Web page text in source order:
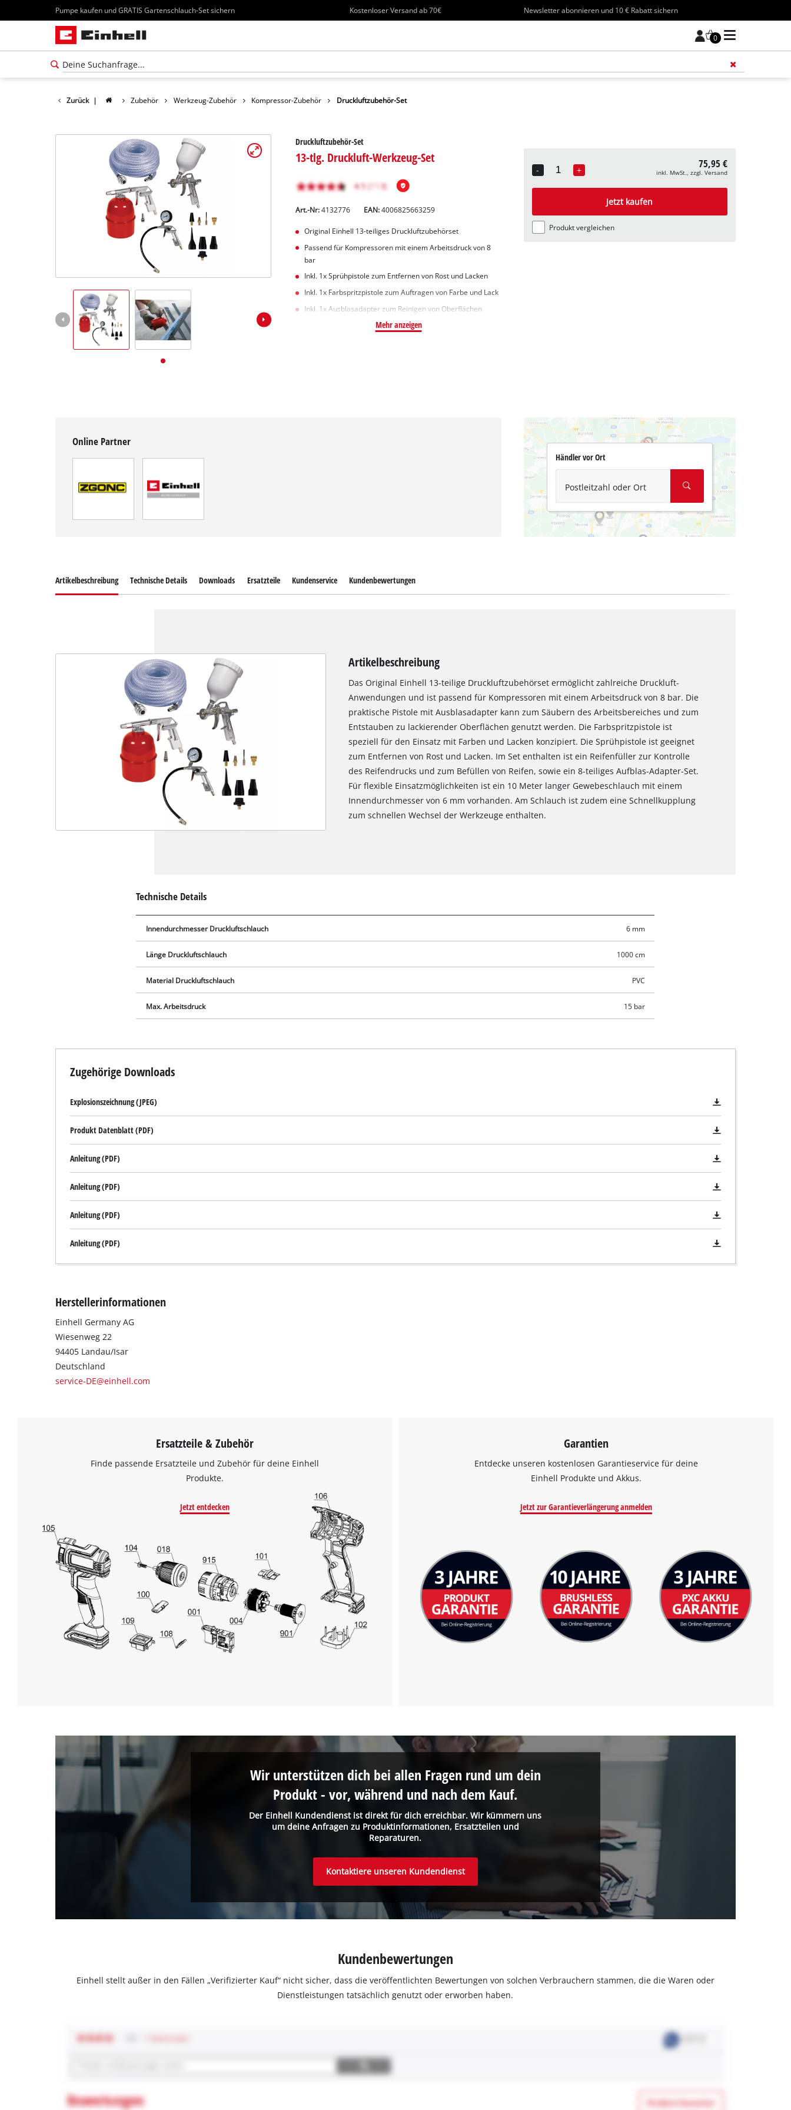
Pumpe kaufen und GRATIS Gartenschlauch-Set sichern Kostenloser Versand ab 70€ Newsletter abonnieren und 10 € Rabatt sichern
0
Zurück | Zubehör Werkzeug-Zubehör Kompressor-Zubehör Druckluftzubehör-Set
Druckluftzubehör-Set
13-tlg. Druckluft-Werkzeug-Set
Art.-Nr:4132776 EAN:4006825663259
Original Einhell 13-teiliges Druckluftzubehörset
Passend für Kompressoren mit einem Arbeitsdruck von 8
bar
Inkl. 1x Sprühpistole zum Entfernen von Rost und Lacken
Inkl. 1x Farbspritzpistole zum Auftragen von Farbe und Lack
Inkl. 1x Ausblasadapter zum Reinigen von Oberflächen
Mehr anzeigen
-
Quantity
+ 75,95 €
inkl. MwSt., zzgl. Versand
Jetzt kaufen
Produkt vergleichen
Online Partner
Händler vor Ort
Postleitzahl oder Ort
Wir benötigen deine Zustimmung, um
Artikelbeschreibung Technische Details Downloads Ersatzteile Kundenservice Kundenbewertungen
Artikelbeschreibung
Das Original Einhell 13-teilige Druckluftzubehörset ermöglicht zahlreiche Druckluft-
Anwendungen und ist passend für Kompressoren mit einem Arbeitsdruck von 8 bar. Die
praktische Pistole mit Ausblasadapter kann zum Säubern des Arbeitsbereiches und zum
Entstauben zu lackierender Oberflächen genutzt werden. Die Farbspritzpistole ist
speziell für den Einsatz mit Farben und Lacken konzipiert. Die Sprühpistole ist geeignet
zum Entfernen von Rost und Lacken. Im Set enthalten ist ein Reifenfüller zur Kontrolle
des Reifendrucks und zum Befüllen von Reifen, sowie ein 8-teiliges Aufblas-Adapter-Set.
Für flexible Einsatzmöglichkeiten ist ein 10 Meter langer Gewebeschlauch mit einem
Innendurchmesser von 6 mm vorhanden. Am Schlauch ist zudem eine Schnellkupplung
zum schnellen Wechsel der Werkzeuge enthalten.
Technische Details
Innendurchmesser Druckluftschlauch 6 mm
Länge Druckluftschlauch 1000 cm
Material Druckluftschlauch PVC
Max. Arbeitsdruck 15 bar
Zugehörige Downloads
Explosionszeichnung (JPEG)
Produkt Datenblatt (PDF)
Anleitung (PDF)
Anleitung (PDF)
Anleitung (PDF)
Anleitung (PDF)
Herstellerinformationen
Einhell Germany AG
Wiesenweg 22
94405 Landau/Isar
Deutschland
service-DE@einhell.com
Ersatzteile & Zubehör
Finde passende Ersatzteile und Zubehör für deine Einhell
Produkte.
Jetzt entdecken
Garantien
Entdecke unseren kostenlosen Garantieservice für deine
Einhell Produkte und Akkus.
Jetzt zur Garantieverlängerung anmelden
Der Einhell Kundendienst ist direkt für dich erreichbar. Wir kümmern uns
um deine Anfragen zu Produktinformationen, Ersatzteilen und
Reparaturen.
Wir unterstützen dich bei allen Fragen rund um dein
Produkt - vor, während und nach dem Kauf.
Kontaktiere unseren Kundendienst
Kundenbewertungen
Einhell stellt außer in den Fällen „Verifizierter Kauf“ nicht sicher, dass die veröffentlichten Bewertungen von solchen Verbrauchern stammen, die die Waren oder
Dienstleistungen tatsächlich genutzt oder erworben haben.